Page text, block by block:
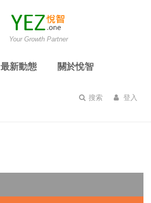
Your Growth Partner
最新動態 關於悅智
搜索 登入